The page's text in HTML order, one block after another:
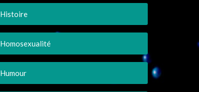
Histoire
Homosexualité
Humour